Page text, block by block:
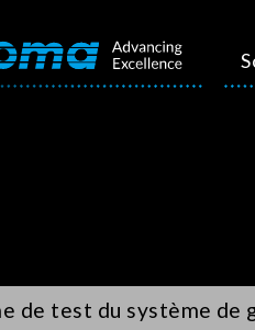
de test du système de